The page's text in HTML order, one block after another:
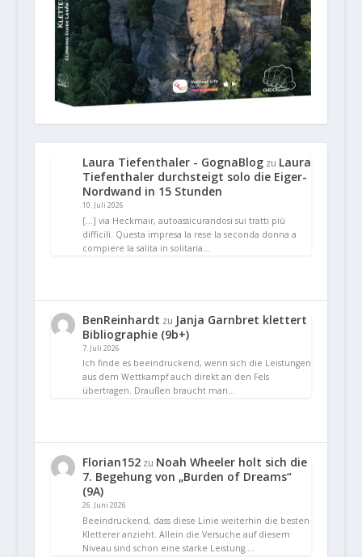
Laura Tiefenthaler - GognaBlogzu Laura
Tiefenthaler durchsteigt solo die Eiger-
Nordwand in 15 Stunden
10. Juli 2026
[…] via Heckmair, autoassicurandosi sui tratti più
difficili. Questa impresa la rese la seconda donna a
compiere la salita in solitaria…
BenReinhardt zu Janja Garnbret klettert
Bibliographie (9b+)
7. Juli 2026
Ich finde es beeindruckend, wenn sich die Leistungen
aus dem Wettkampf auch direkt an den Fels
übertragen. Draußen braucht man…
Florian152zu Noah Wheeler holt sich die
7. Begehung von „Burden of Dreams“
(9A)
26. Juni 2026
Beeindruckend, dass diese Linie weiterhin die besten
Kletterer anzieht. Allein die Versuche auf diesem
Niveau sind schon eine starke Leistung.…